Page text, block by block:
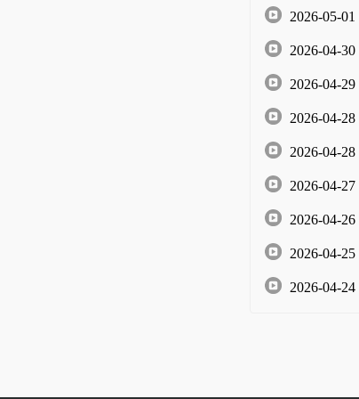
2026-05-01
2026-04-30
2026-04-29
2026-04-28
2026-04-28
2026-04-27
2026-04-26
2026-04-25
2026-04-24